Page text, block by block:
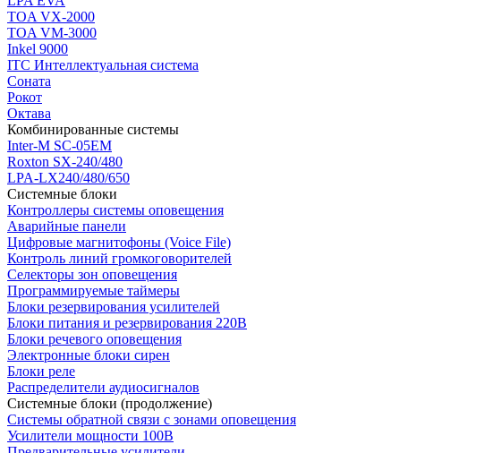
TOA VX-2000
TOA VM-3000
Inkel 9000
ITC Интеллектуальная система
Соната
Рокот
Октава
Комбинированные системы
Inter-M SC-05EM
Roxton SX-240/480
LPA-LX240/480/650
Системные блоки
Контроллеры системы оповещения
Аварийные панели
Цифровые магнитофоны (Voice File)
Контроль линий громкоговорителей
Селекторы зон оповещения
Программируемые таймеры
Блоки резервирования усилителей
Блоки питания и резервирования 220В
Блоки речевого оповещения
Электронные блоки сирен
Блоки реле
Распределители аудиосигналов
Системные блоки (продолжение)
Системы обратной связи с зонами оповещения
Усилители мощности 100В